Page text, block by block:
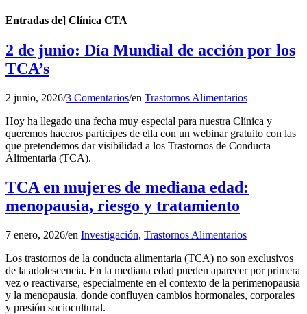
Entradas de] Clínica CTA
2 de junio: Día Mundial de acción por los
TCA’s
2 junio, 2026/3 Comentarios/en Trastornos Alimentarios
Hoy ha llegado una fecha muy especial para nuestra Clínica y
queremos haceros participes de ella con un webinar gratuito con las
que pretendemos dar visibilidad a los Trastornos de Conducta
Alimentaria (TCA).
TCA en mujeres de mediana edad:
menopausia, riesgo y tratamiento
7 enero, 2026/en Investigación, Trastornos Alimentarios
Los trastornos de la conducta alimentaria (TCA) no son exclusivos
de la adolescencia. En la mediana edad pueden aparecer por primera
vez o reactivarse, especialmente en el contexto de la perimenopausia
y la menopausia, donde confluyen cambios hormonales, corporales
y presión sociocultural.